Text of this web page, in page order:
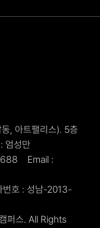
, 아트팰리스). 5층
엄성만
Email :
번호 : 성남-2013-
퍼스. All Rights